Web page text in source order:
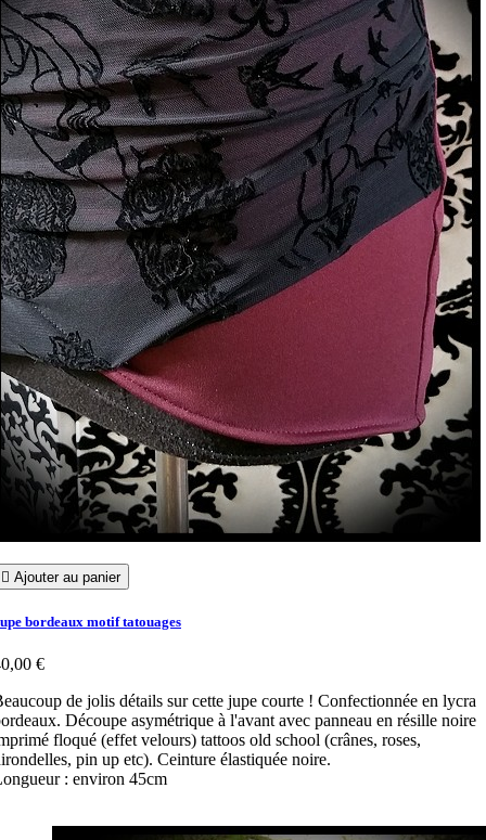
 Ajouter au panier
bordeaux motif tatouages
€
de jolis détails sur cette jupe courte ! Confectionnée en lycra
Découpe asymétrique à l'avant avec panneau en résille noire
floqué (effet velours) tattoos old school (crânes, roses,
pin up etc). Ceinture élastiquée noire.
: environ 45cm